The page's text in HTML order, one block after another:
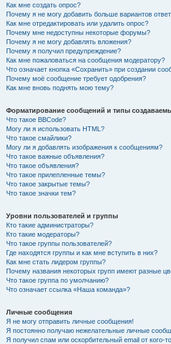
Как мне создать опрос?
Почему я не могу добавить больше вариантов
Как мне отредактировать или удалить опрос?
Почему мне недоступны некоторые форумы?
Почему я не могу добавлять вложения?
Почему я получил предупреждение?
Как мне пожаловаться на сообщения модератору?
Что означает кнопка «Сохранить» при создании
Почему моё сообщение требует одобрения?
Как мне вновь поднять мою тему?
Форматирование сообщений и типы
Что такое BBCode?
Могу ли я использовать HTML?
Что такое смайлики?
Могу ли я добавлять изображения к сообщениям?
Что такое важные объявления?
Что такое объявления?
Что такое прилепленные темы?
Что такое закрытые темы?
Что такое значки тем?
Уровни пользователей и группы
Кто такие администраторы?
Кто такие модераторы?
Что такое группы пользователей?
Где находятся группы и как мне вступить в них?
Как мне стать лидером группы?
Почему названия некоторых групп имеют разные
Что такое группа по умолчанию?
Что означает ссылка «Наша команда»?
Личные сообщения
Я не могу отправить личные сообщения!
Я постоянно получаю нежелательные личные
Я получил спам или оскорбительный email от кого-